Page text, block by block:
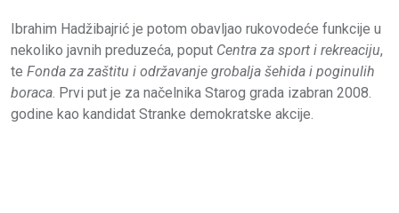
Ibrahim Hadžibajrić je potom obavljao rukovodeće funkcije u
nekoliko javnih preduzeća, poput Centra za sport i rekreaciju,
te Fonda za zaštitu i održavanje grobalja šehida i poginulih
boraca. Prvi put je za načelnika Starog grada izabran 2008.
godine kao kandidat Stranke demokratske akcije.